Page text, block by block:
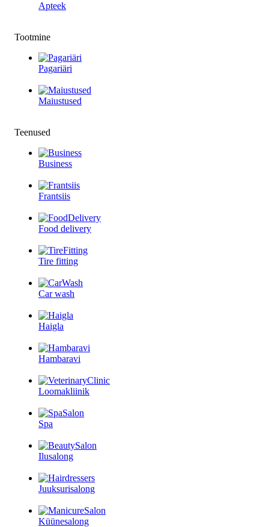
Apteek
Tootmine
Pagariäri
Maiustused
Teenused
Business
Frantsiis
Food delivery
Tire fitting
Car wash
Haigla
Hambaravi
Loomakliinik
Spa
Ilusalong
Juuksurisalong
Küünesalong